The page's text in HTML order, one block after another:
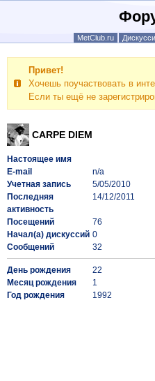
MetClub.ru
Привет!
Хочешь поучаствовать в
Если ты ещё не
CARPE DIEM
Настоящее имя
E-mail
n/a
Учетная запись
5/05/2010
Последняя
активность
14/12/2011
Посещений
76
Начал(а) дискуссий 0
Сообщений
32
День рождения
22
Месяц рождения
1
Год рождения
1992